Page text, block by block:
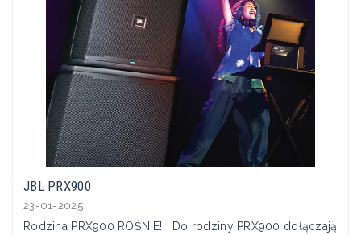
JBL PRX900
23-01-2025
Rodzina PRX900 ROŚNIE! Do rodziny PRX900 dołączają